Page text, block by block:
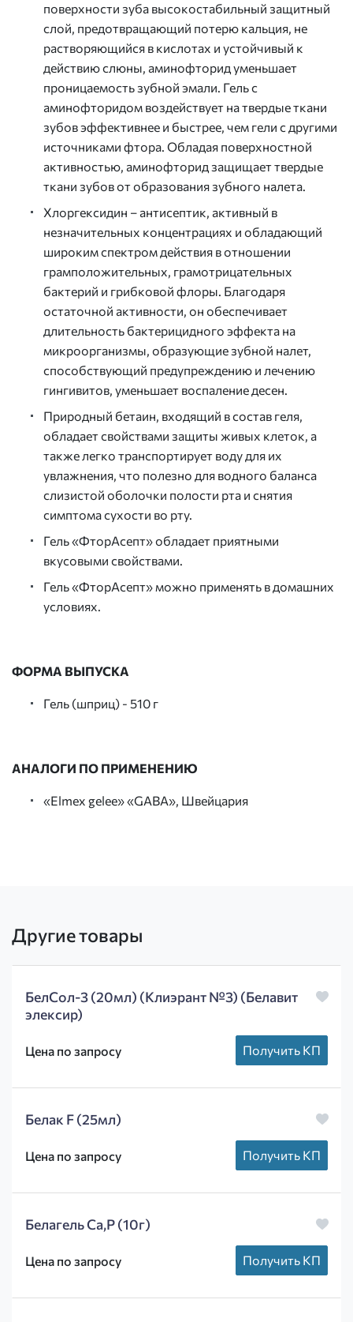
поверхности зуба высокостабильный защитный
слой, предотвращающий потерю кальция, не
растворяющийся в кислотах и устойчивый к
действию слюны, аминофторид уменьшает
проницаемость зубной эмали. Гель с
аминофторидом воздействует на твердые ткани
зубов эффективнее и быстрее, чем гели с другими
источниками фтора. Обладая поверхностной
активностью, аминофторид защищает твердые
ткани зубов от образования зубного налета.
Хлоргексидин – антисептик, активный в
незначительных концентрациях и обладающий
широким спектром действия в отношении
грамположительных, грамотрицательных
бактерий и грибковой флоры. Благодаря
остаточной активности, он обеспечивает
длительность бактерицидного эффекта на
микроорганизмы, образующие зубной налет,
способствующий предупреждению и лечению
гингивитов, уменьшает воспаление десен.
Природный бетаин, входящий в состав геля,
обладает свойствами защиты живых клеток, а
также легко транспортирует воду для их
увлажнения, что полезно для водного баланса
слизистой оболочки полости рта и снятия
симптома сухости во рту.
Гель «ФторАсепт» обладает приятными
вкусовыми свойствами.
Гель «ФторАсепт» можно применять в домашних
условиях.
ФОРМА ВЫПУСКА
Гель (шприц) - 510 г
АНАЛОГИ ПО ПРИМЕНЕНИЮ
«Elmex gelee» «GABA», Швейцария
Другие товары
БелСол-3 (20мл) (Клиэрант №3) (Белавит
элексир)
Цена по запросу Получить КП
Белак F (25мл)
Цена по запросу Получить КП
Белагель Ca,P (10г)
Цена по запросу Получить КП